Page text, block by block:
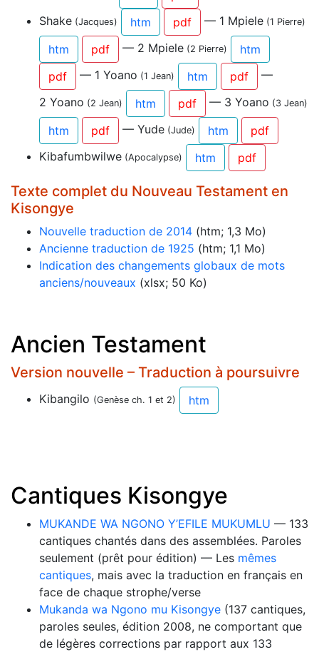
Shake (Jacques) htm pdf — 1 Mpiele (1 Pierre)
htm pdf — 2 Mpiele (2 Pierre)
htm
pdf
— 1 Yoano (1 Jean) htm pdf
—
2 Yoano (2 Jean) htm pdf — 3 Yoano (3 Jean)
htm pdf — Yude (Jude) htm
pdf
Kibafumbwilwe (Apocalypse) htm pdf
Texte complet du Nouveau Testament en
Kisongye
Nouvelle traduction de 2014 (htm; 1,3 Mo)
Ancienne traduction de 1925 (htm; 1,1 Mo)
Indication des changements globaux de mots
anciens/nouveaux (xlsx; 50 Ko)
Ancien Testament
Version nouvelle – Traduction à poursuivre
Kibangilo (Genèse ch. 1 et 2) htm
Cantiques Kisongye
MUKANDE WA NGONO Y’EFILE MUKUMLU — 133
cantiques chantés dans des assemblées. Paroles
seulement (prêt pour édition) — Les mêmes
cantiques, mais avec la traduction en français en
face de chaque strophe/verse
Mukanda wa Ngono mu Kisongye (137 cantiques,
paroles seules, édition 2008, ne comportant que
de légères corrections par rapport aux 133